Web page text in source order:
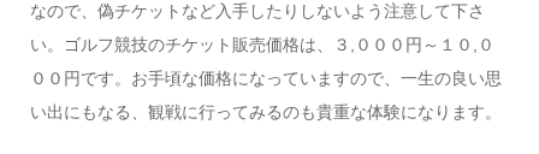
なので、偽チケットなど入手したりしないよう注意して下さ
い。ゴルフ競技のチケット販売価格は、３,０００円～１０,０
００円です。お手頃な価格になっていますので、一生の良い思
い出にもなる、観戦に行ってみるのも貴重な体験になります。